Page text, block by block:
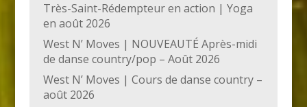
Très-Saint-Rédempteur en action | Yoga
en août 2026
West N’ Moves | NOUVEAUTÉ Après-midi
de danse country/pop – Août 2026
West N’ Moves | Cours de danse country –
août 2026